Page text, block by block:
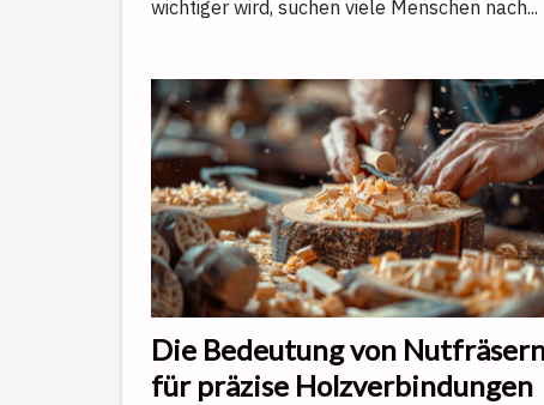
wichtiger wird, suchen viele Menschen nach...
Die Bedeutung von
für präzise Holzverbindungen